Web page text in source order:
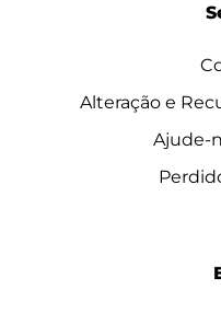
Alteração e
Ajude-